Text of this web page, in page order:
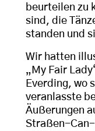
beurteilen zu
sind, die
standen und
Wir hatten
„My Fair
Everding, wo
veranlasste
Äußerungen
Straßen-Can-